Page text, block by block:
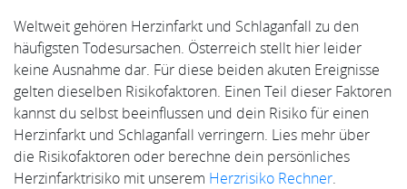
Weltweit gehören Herzinfarkt und Schlaganfall zu den
häufigsten Todesursachen. Österreich stellt hier leider
keine Ausnahme dar. Für diese beiden akuten Ereignisse
gelten dieselben Risikofaktoren. Einen Teil dieser Faktoren
kannst du selbst beeinflussen und dein Risiko für einen
Herzinfarkt und Schlaganfall verringern. Lies mehr über
die Risikofaktoren oder berechne dein persönliches
Herzinfarktrisiko mit unserem Herzrisiko Rechner.